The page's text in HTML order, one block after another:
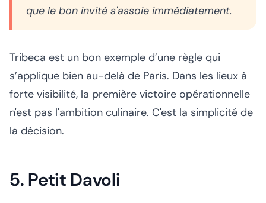
que le bon invité s'assoie immédiatement.
Tribeca est un bon exemple d’une règle qui
s’applique bien au-delà de Paris. Dans les lieux à
forte visibilité, la première victoire opérationnelle
n'est pas l'ambition culinaire. C'est la simplicité de
la décision.
5. Petit Davoli